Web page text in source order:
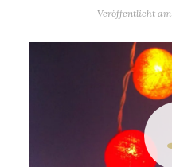
Veröffentlicht am